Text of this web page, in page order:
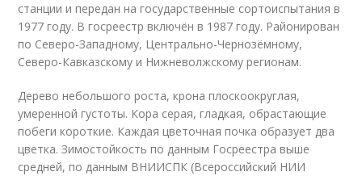
станции и передан на государственные сортоиспытания в
1977 году. В госреестр включён в 1987 году. Районирован
по Северо-Западному, Центрально-Чернозёмному,
Северо-Кавказскому и Нижневолжскому регионам.
Дерево небольшого роста, крона плоскоокруглая,
умеренной густоты. Кора серая, гладкая, обрастающие
побеги короткие. Каждая цветочная почка образует два
цветка. Зимостойкость по данным Госреестра выше
средней, по данным ВНИИСПК (Всероссийский НИИ